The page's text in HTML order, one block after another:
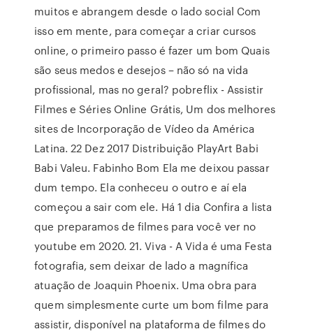
muitos e abrangem desde o lado social Com
isso em mente, para começar a criar cursos
online, o primeiro passo é fazer um bom Quais
são seus medos e desejos – não só na vida
profissional, mas no geral? pobreflix - Assistir
Filmes e Séries Online Grátis, Um dos melhores
sites de Incorporação de Vídeo da América
Latina. 22 Dez 2017 Distribuição PlayArt Babi
Babi Valeu. Fabinho Bom Ela me deixou passar
dum tempo. Ela conheceu o outro e aí ela
começou a sair com ele. Há 1 dia Confira a lista
que preparamos de filmes para você ver no
youtube em 2020. 21. Viva - A Vida é uma Festa
fotografia, sem deixar de lado a magnífica
atuação de Joaquin Phoenix. Uma obra para
quem simplesmente curte um bom filme para
assistir, disponível na plataforma de filmes do